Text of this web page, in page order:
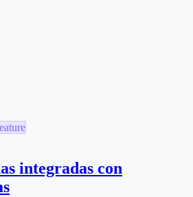
integradas con